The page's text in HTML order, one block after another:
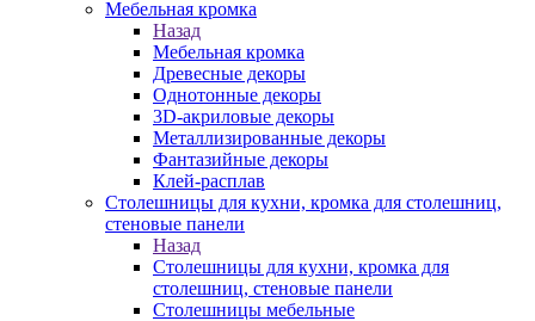
Мебельная кромка
Назад
Мебельная кромка
Древесные декоры
Однотонные декоры
3D-акриловые декоры
Металлизированные декоры
Фантазийные декоры
Клей-расплав
Столешницы для кухни, кромка для столешниц,
стеновые панели
Назад
Столешницы для кухни, кромка для
столешниц, стеновые панели
Столешницы мебельные